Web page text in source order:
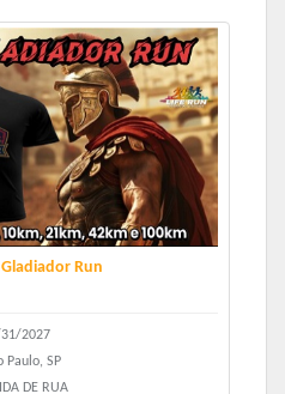
Run
2027
Paulo, SP
DE RUA